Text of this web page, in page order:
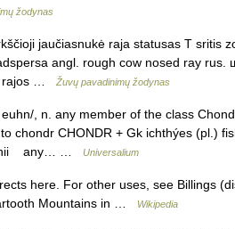
žodynas
jaučiasnukė raja statusas T sritis
angl. rough cow nosed ray rus.
rajos …
Žuvų pavadinimų žodynas
, n. any member of the class
chondr CHONDR + Gk ichthýes (pl.)
any… …
Universalium
here. For other uses, see Billings
Mountains in …
Wikipedia